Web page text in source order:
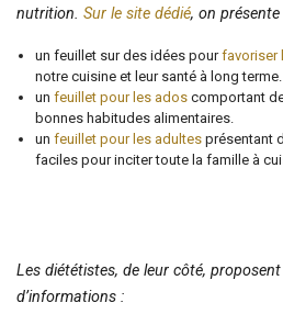
nutrition. Sur le site dédié, on présente
un feuillet sur des idées pourfavoriser
notre cuisine et leur santé à long terme.
un feuillet pour les ados comportant
bonnes habitudes alimentaires.
un feuillet pour les adultes présentant
faciles pour inciter toute la famille à
Les diététistes, de leur côté,
d’informations :